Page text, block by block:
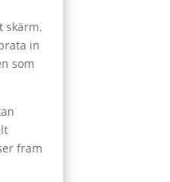
skärm.
in
som
fram